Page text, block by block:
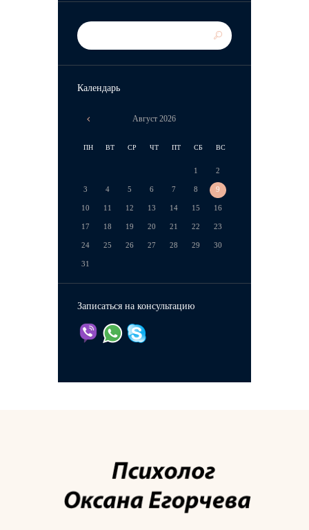
Календарь
Август2026
ПН ВТ СР ЧТ ПТ СБ ВС
1 2
3 4 5 6 7 8 9
10 11 12 13 14 15 16
17 18 19 20 21 22 23
24 25 26 27 28 29 30
31
Записаться на консультацию